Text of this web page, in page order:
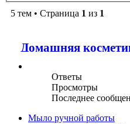
5 тем • Страница 1 из 1
Домашняя
Ответы
Просмотры
Последнее
Мыло ручной работы